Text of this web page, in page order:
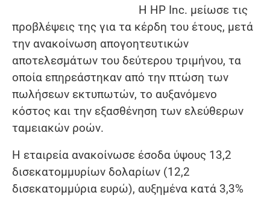
Η HP Inc. μείωσε τις
προβλέψεις της για τα κέρδη του έτους, μετά
την ανακοίνωση απογοητευτικών
αποτελεσμάτων του δεύτερου τριμήνου, τα
οποία επηρεάστηκαν από την πτώση των
πωλήσεων εκτυπωτών, το αυξανόμενο
κόστος και την εξασθένηση των ελεύθερων
ταμειακών ροών.
Η εταιρεία ανακοίνωσε έσοδα ύψους 13,2
δισεκατομμυρίων δολαρίων (12,2
δισεκατομμύρια ευρώ), αυξημένα κατά 3,3%